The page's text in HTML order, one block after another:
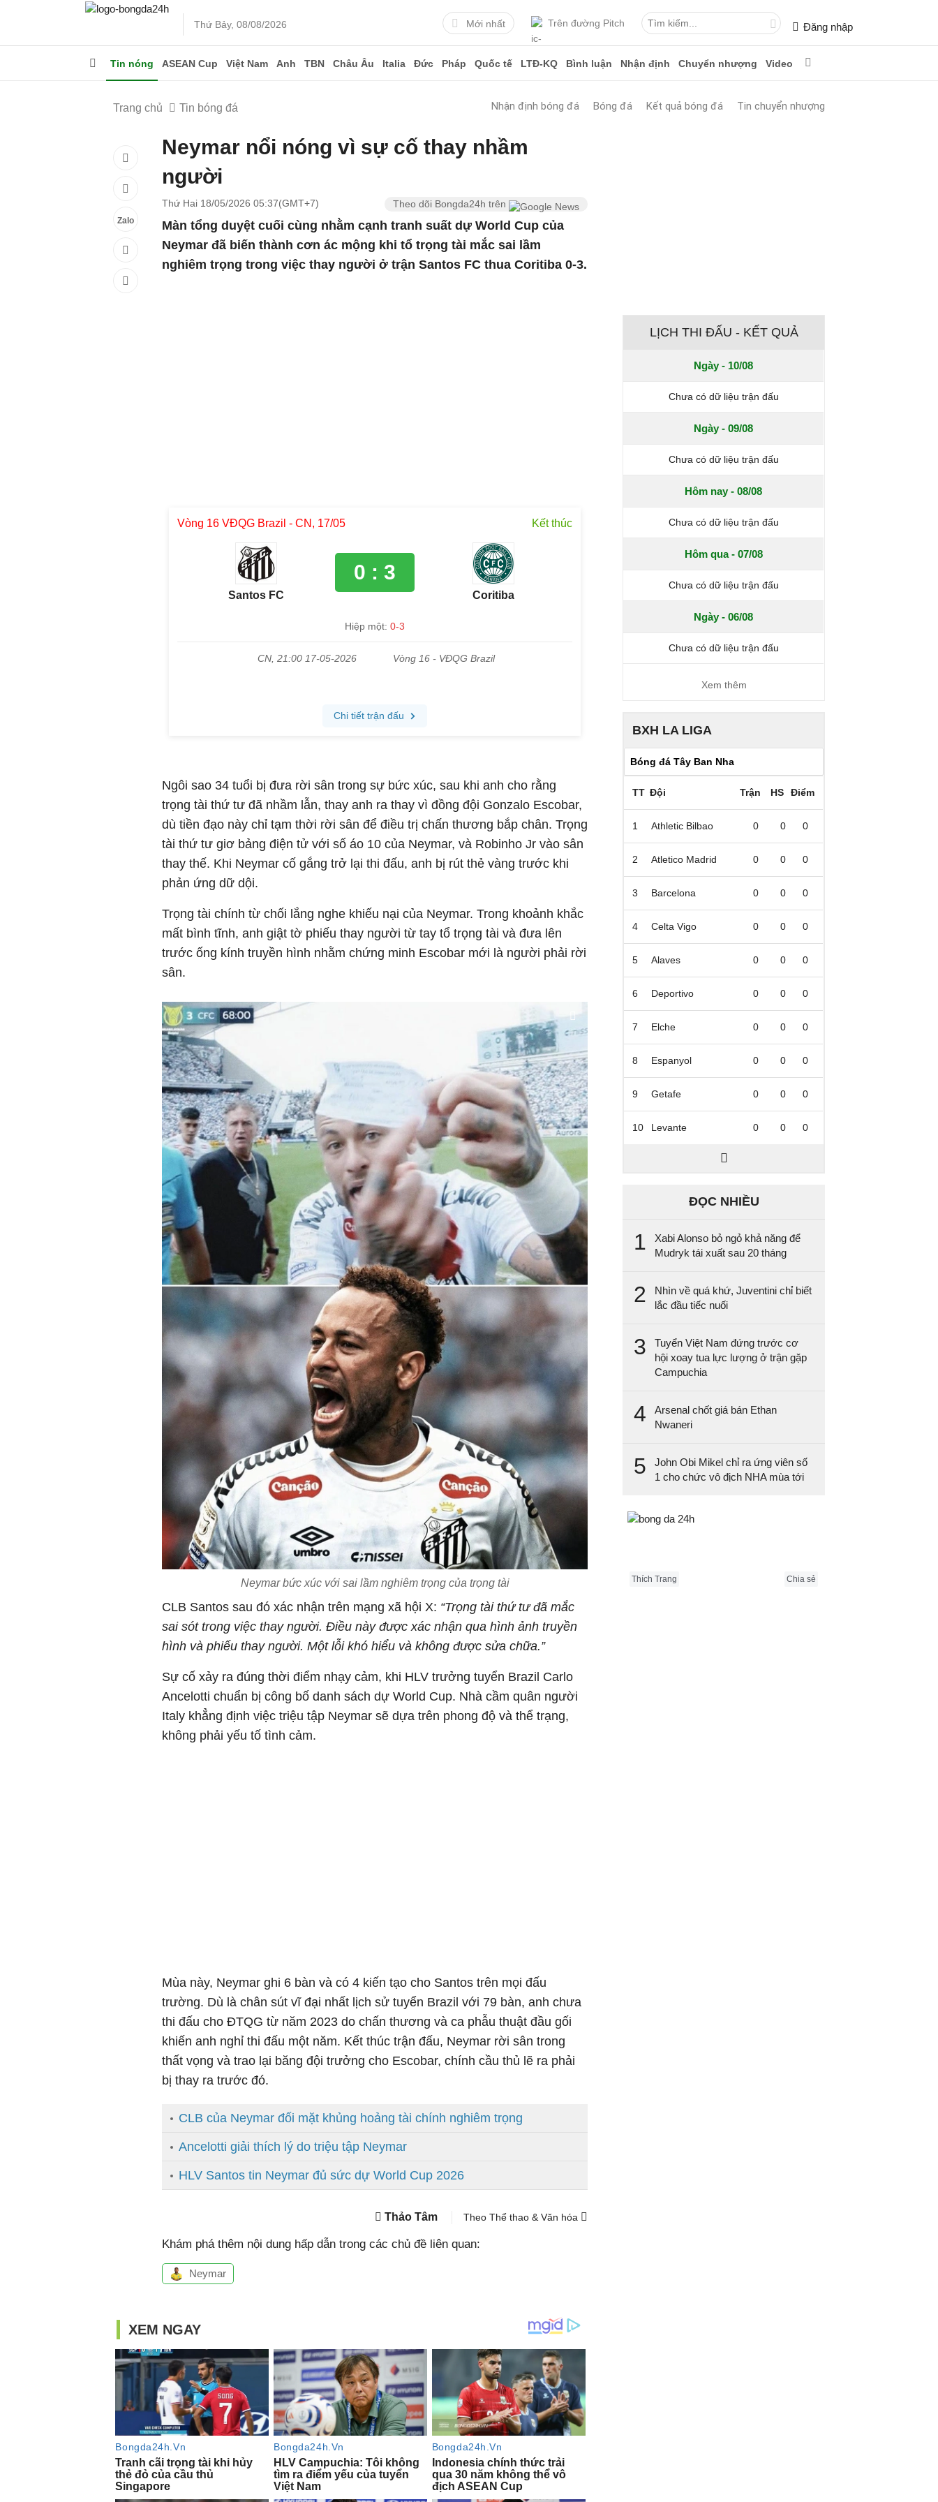
Thứ Bảy, 08/08/2026 Mới nhất Trên đường Pitch Đăng nhập
Tin nóng ASEAN Cup Việt Nam Anh TBN Châu Âu Italia Đức Pháp Quốc tế LTĐ-KQ Bình luận Nhận định Chuyển nhượng Video
Trang chủ Tin bóng đá Nhận định bóng đá Bóng đá Kết quả bóng đá Tin chuyển nhượng
Zalo
Neymar nổi nóng vì sự cố thay nhầm
người
Thứ Hai 18/05/2026 05:37(GMT+7) Theo dõi Bongda24h trên
Màn tổng duyệt cuối cùng nhằm cạnh tranh suất dự World Cup của
Neymar đã biến thành cơn ác mộng khi tổ trọng tài mắc sai lầm
nghiêm trọng trong việc thay người ở trận Santos FC thua Coritiba 0-3.
Ngôi sao 34 tuổi bị đưa rời sân trong sự bức xúc, sau khi anh cho rằng
trọng tài thứ tư đã nhầm lẫn, thay anh ra thay vì đồng đội Gonzalo Escobar,
dù tiền đạo này chỉ tạm thời rời sân để điều trị chấn thương bắp chân. Trọng
tài thứ tư giơ bảng điện tử với số áo 10 của Neymar, và Robinho Jr vào sân
thay thế. Khi Neymar cố gắng trở lại thi đấu, anh bị rút thẻ vàng trước khi
phản ứng dữ dội.
Trọng tài chính từ chối lắng nghe khiếu nại của Neymar. Trong khoảnh khắc
mất bình tĩnh, anh giật tờ phiếu thay người từ tay tổ trọng tài và đưa lên
trước ống kính truyền hình nhằm chứng minh Escobar mới là người phải rời
sân.
Neymar bức xúc với sai lầm nghiêm trọng của trọng tài
CLB Santos sau đó xác nhận trên mạng xã hội X: “Trọng tài thứ tư đã mắc
sai sót trong việc thay người. Điều này được xác nhận qua hình ảnh truyền
hình và phiếu thay người. Một lỗi khó hiểu và không được sửa chữa.”
Sự cố xảy ra đúng thời điểm nhạy cảm, khi HLV trưởng tuyển Brazil Carlo
Ancelotti chuẩn bị công bố danh sách dự World Cup. Nhà cầm quân người
Italy khẳng định việc triệu tập Neymar sẽ dựa trên phong độ và thể trạng,
không phải yếu tố tình cảm.
Mùa này, Neymar ghi 6 bàn và có 4 kiến tạo cho Santos trên mọi đấu
trường. Dù là chân sút vĩ đại nhất lịch sử tuyển Brazil với 79 bàn, anh chưa
thi đấu cho ĐTQG từ năm 2023 do chấn thương và ca phẫu thuật đầu gối
khiến anh nghỉ thi đấu một năm. Kết thúc trận đấu, Neymar rời sân trong
thất vọng và trao lại băng đội trưởng cho Escobar, chính cầu thủ lẽ ra phải
bị thay ra trước đó.
CLB của Neymar đối mặt khủng hoảng tài chính nghiêm trọng
Ancelotti giải thích lý do triệu tập Neymar
HLV Santos tin Neymar đủ sức dự World Cup 2026
Thảo Tâm Theo Thể thao & Văn hóa
Khám phá thêm nội dung hấp dẫn trong các chủ đề liên quan:
Neymar
LỊCH THI ĐẤU - KẾT QUẢ
Ngày - 10/08
Chưa có dữ liệu trận đấu
Ngày - 09/08
Chưa có dữ liệu trận đấu
Hôm nay - 08/08
Chưa có dữ liệu trận đấu
Hôm qua - 07/08
Chưa có dữ liệu trận đấu
Ngày - 06/08
Chưa có dữ liệu trận đấu
Xem thêm
BXH LA LIGA
TT Đội Trận HS Điểm
1 Athletic Bilbao 0 0 0
2 Atletico Madrid 0 0 0
3 Barcelona 0 0 0
4 Celta Vigo 0 0 0
5 Alaves 0 0 0
6 Deportivo 0 0 0
7 Elche 0 0 0
8 Espanyol 0 0 0
9 Getafe 0 0 0
10 Levante 0 0 0
ĐỌC NHIỀU
1
Xabi Alonso bỏ ngỏ khả năng để
Mudryk tái xuất sau 20 tháng
2
Nhìn về quá khứ, Juventini chỉ biết
lắc đầu tiếc nuối
3
Tuyển Việt Nam đứng trước cơ
hội xoay tua lực lượng ở trận gặp
Campuchia
4
Arsenal chốt giá bán Ethan
Nwaneri
5
John Obi Mikel chỉ ra ứng viên số
1 cho chức vô địch NHA mùa tới
Thích Trang Chia sẻ